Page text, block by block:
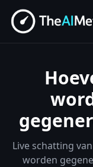
Live schatting
worden